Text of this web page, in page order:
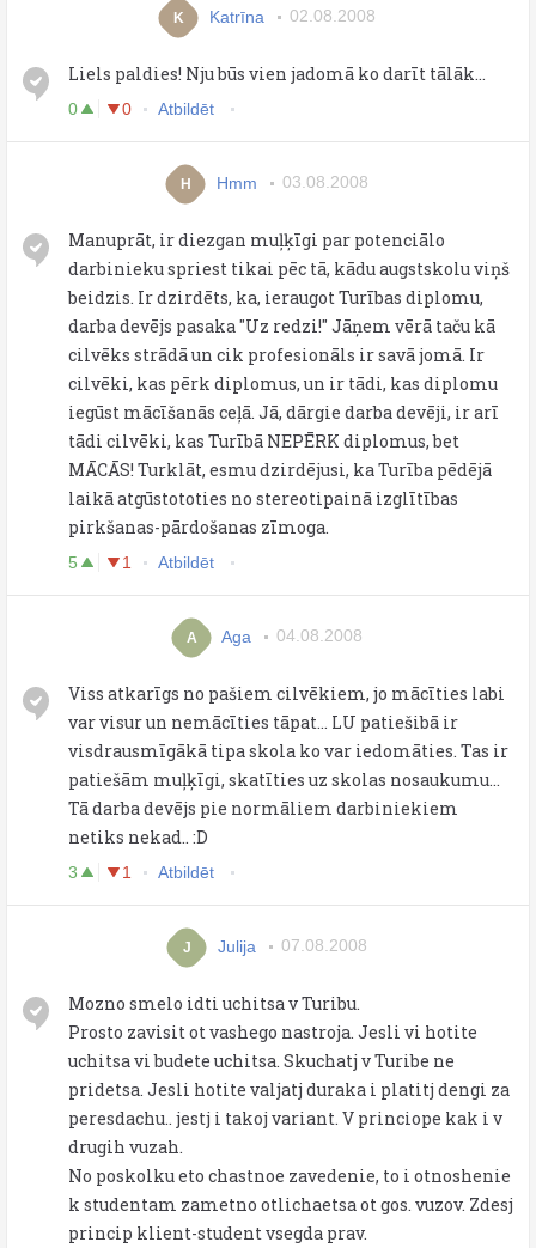
K Katrīna 02.08.2008
Liels paldies! Nju būs vien jadomā ko darīt tālāk...
0 0 Atbildēt
H Hmm 03.08.2008
Manuprāt, ir diezgan muļķīgi par potenciālo
darbinieku spriest tikai pēc tā, kādu augstskolu viņš
beidzis. Ir dzirdēts, ka, ieraugot Turības diplomu,
darba devējs pasaka "Uz redzi!" Jāņem vērā taču kā
cilvēks strādā un cik profesionāls ir savā jomā. Ir
cilvēki, kas pērk diplomus, un ir tādi, kas diplomu
iegūst mācīšanās ceļā. Jā, dārgie darba devēji, ir arī
tādi cilvēki, kas Turībā NEPĒRK diplomus, bet
MĀCĀS! Turklāt, esmu dzirdējusi, ka Turība pēdējā
laikā atgūstototies no stereotipainā izglītības
pirkšanas-pārdošanas zīmoga.
5 1 Atbildēt
A Aga 04.08.2008
Viss atkarīgs no pašiem cilvēkiem, jo mācīties labi
var visur un nemācīties tāpat... LU patiešibā ir
visdrausmīgākā tipa skola ko var iedomāties. Tas ir
patiešām muļķīgi, skatīties uz skolas nosaukumu...
Tā darba devējs pie normāliem darbiniekiem
netiks nekad.. :D
3 1 Atbildēt
J Julija 07.08.2008
Mozno smelo idti uchitsa v Turibu.
Prosto zavisit ot vashego nastroja. Jesli vi hotite
uchitsa vi budete uchitsa. Skuchatj v Turibe ne
pridetsa. Jesli hotite valjatj duraka i platitj dengi za
peresdachu.. jestj i takoj variant. V princiope kak i v
drugih vuzah.
No poskolku eto chastnoe zavedenie, to i otnoshenie
k studentam zametno otlichaetsa ot gos. vuzov. Zdesj
princip klient-student vsegda prav.